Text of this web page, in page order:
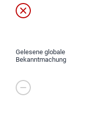
Gelesene globale
Bekanntmachung